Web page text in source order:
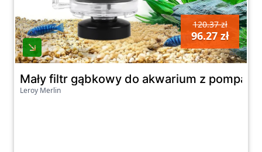
120.37 zł
96.27 zł
szt
Mały filtr gąbkowy do akwarium z pompą
Leroy Merlin